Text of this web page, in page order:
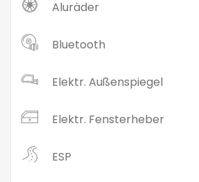
Aluräder
Bluetooth
Elektr. Außenspiegel
Elektr. Fensterheber
ESP